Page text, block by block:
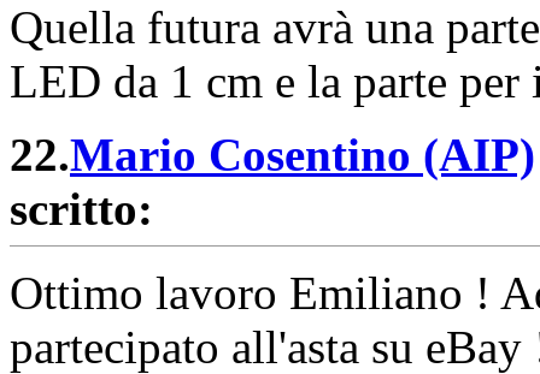
Quella futura avrà una
LED da 1 cm e la parte
22.Mario Cosentino (AIP)
scritto:
Ottimo lavoro Emiliano !
partecipato all'asta su